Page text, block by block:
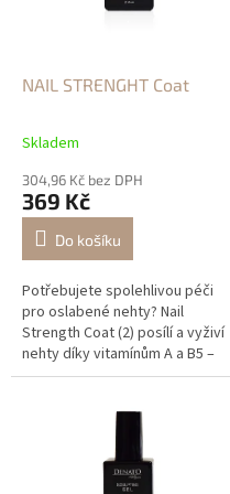
NAIL STRENGHT Coat
Skladem
304,96 Kč bez DPH
369 Kč
Do košíku
Potřebujete spolehlivou péči
pro oslabené nehty? Nail
Strength Coat (2) posílí a vyživí
nehty díky vitamínům A a B5 –
ideální jako base pro hybrid i